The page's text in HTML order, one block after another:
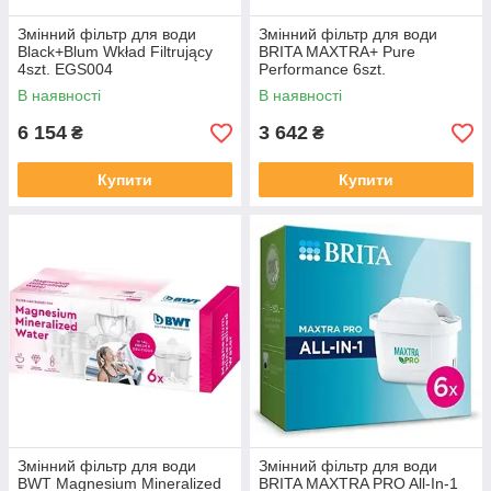
Змінний фільтр для води
Black+Blum Wkład Filtrujący
4szt. EGS004
В наявності
6 154 ₴
Купити
Змінний фільтр для води
BRITA MAXTRA+ Pure
Performance 6szt.
В наявності
3 642 ₴
Купити
Змінний фільтр для води
BWT Magnesium Mineralized
Змінний фільтр для води
BRITA MAXTRA PRO All-In-1